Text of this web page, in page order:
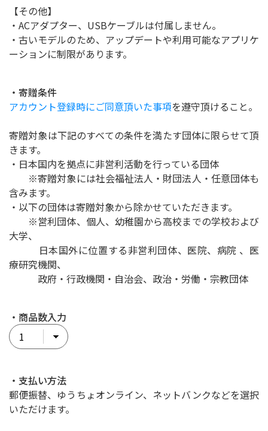
【その他】
・ACアダプター、USBケーブルは付属しません。
・古いモデルのため、アップデートや利用可能なアプリケ
ーションに制限があります。
・寄贈条件
アカウント登録時にご同意頂いた事項を遵守頂けること。
寄贈対象は下記のすべての条件を満たす団体に限らせて頂
きます。
・日本国内を拠点に非営利活動を行っている団体
※寄贈対象には社会福祉法人・財団法人・任意団体も
含みます。
・以下の団体は寄贈対象から除かせていただきます。
※営利団体、個人、幼稚園から高校までの学校および
大学、
日本国外に位置する非営利団体、医院、病院 、医
療研究機関、
政府・行政機関・自治会、政治・労働・宗教団体
・商品数入力
・支払い方法
郵便振替、ゆうちょオンライン、ネットバンクなどを選択
いただけます。